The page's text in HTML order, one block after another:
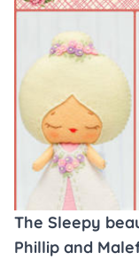
The Sleepy
Phillip and